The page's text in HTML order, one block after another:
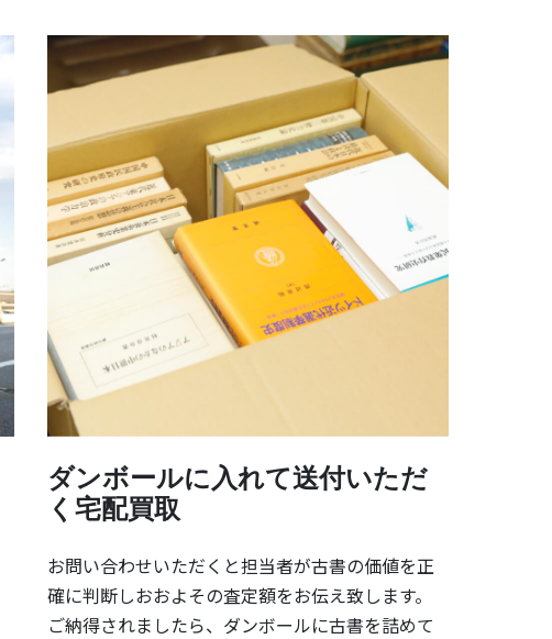
ダンボールに入れて送付いただ
く宅配買取
お問い合わせいただくと担当者が古書の価値を正
確に判断しおおよその査定額をお伝え致します。
ご納得されましたら、ダンボールに古書を詰めて